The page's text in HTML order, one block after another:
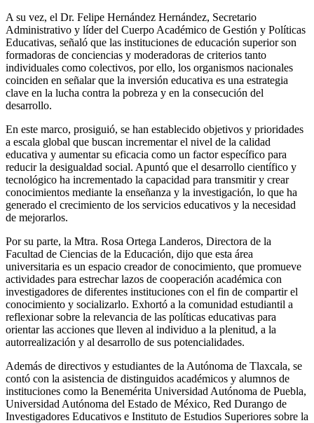
A su vez, el Dr. Felipe Hernández Hernández, Secretario
Administrativo y líder del Cuerpo Académico de Gestión y Políticas
Educativas, señaló que las instituciones de educación superior son
formadoras de conciencias y moderadoras de criterios tanto
individuales como colectivos, por ello, los organismos nacionales
coinciden en señalar que la inversión educativa es una estrategia
clave en la lucha contra la pobreza y en la consecución del
desarrollo.
En este marco, prosiguió, se han establecido objetivos y prioridades
a escala global que buscan incrementar el nivel de la calidad
educativa y aumentar su eficacia como un factor específico para
reducir la desigualdad social. Apuntó que el desarrollo científico y
tecnológico ha incrementado la capacidad para transmitir y crear
conocimientos mediante la enseñanza y la investigación, lo que ha
generado el crecimiento de los servicios educativos y la necesidad
de mejorarlos.
Por su parte, la Mtra. Rosa Ortega Landeros, Directora de la
Facultad de Ciencias de la Educación, dijo que esta área
universitaria es un espacio creador de conocimiento, que promueve
actividades para estrechar lazos de cooperación académica con
investigadores de diferentes instituciones con el fin de compartir el
conocimiento y socializarlo. Exhortó a la comunidad estudiantil a
reflexionar sobre la relevancia de las políticas educativas para
orientar las acciones que lleven al individuo a la plenitud, a la
autorrealización y al desarrollo de sus potencialidades.
Además de directivos y estudiantes de la Autónoma de Tlaxcala, se
contó con la asistencia de distinguidos académicos y alumnos de
instituciones como la Benemérita Universidad Autónoma de Puebla,
Universidad Autónoma del Estado de México, Red Durango de
Investigadores Educativos e Instituto de Estudios Superiores sobre la